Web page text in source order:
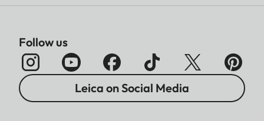
Follow us
Leica on Social Media